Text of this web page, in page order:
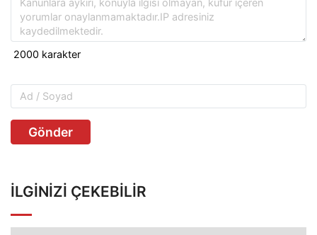
Gönder
İLGINIZI ÇEKEBILIR